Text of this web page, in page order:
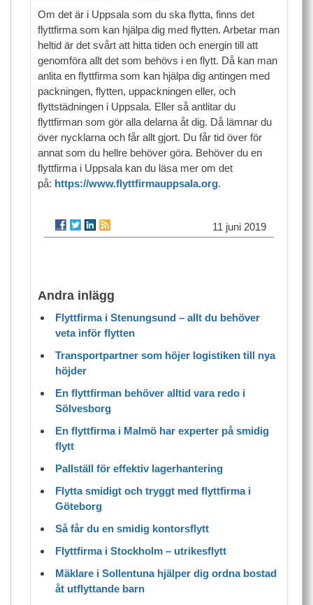
Om det är i Uppsala som du ska flytta, finns det
flyttfirma som kan hjälpa dig med flytten. Arbetar man
heltid är det svårt att hitta tiden och energin till att
genomföra allt det som behövs i en flytt. Då kan man
anlita en flyttfirma som kan hjälpa dig antingen med
packningen, flytten, uppackningen eller, och
flyttstädningen i Uppsala. Eller så antlitar du
flyttfirman som gör alla delarna åt dig. Då lämnar du
över nycklarna och får allt gjort. Du får tid över för
annat som du hellre behöver göra. Behöver du en
flyttfirma i Uppsala kan du läsa mer om det
på: https://www.flyttfirmauppsala.org.
11 juni 2019
Andra inlägg
Flyttfirma i Stenungsund – allt du behöver
veta inför flytten
Transportpartner som höjer logistiken till nya
höjder
En flyttfirman behöver alltid vara redo i
Sölvesborg
En flyttfirma i Malmö har experter på smidig
flytt
Pallställ för effektiv lagerhantering
Flytta smidigt och tryggt med flyttfirma i
Göteborg
Så får du en smidig kontorsflytt
Flyttfirma i Stockholm – utrikesflytt
Mäklare i Sollentuna hjälper dig ordna bostad
åt utflyttande barn